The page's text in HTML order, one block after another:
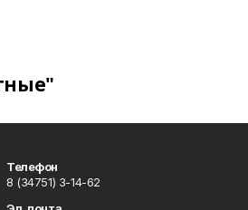
Телефон
8 (34751) 3-14-62